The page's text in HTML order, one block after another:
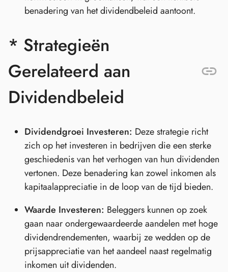
benadering van het dividendbeleid aantoont.
* Strategieën
Gerelateerd aan
Dividendbeleid
Dividendgroei Investeren: Deze strategie richt
zich op het investeren in bedrijven die een sterke
geschiedenis van het verhogen van hun dividenden
vertonen. Deze benadering kan zowel inkomen als
kapitaalappreciatie in de loop van de tijd bieden.
Waarde Investeren: Beleggers kunnen op zoek
gaan naar ondergewaardeerde aandelen met hoge
dividendrendementen, waarbij ze wedden op de
prijsappreciatie van het aandeel naast regelmatig
inkomen uit dividenden.